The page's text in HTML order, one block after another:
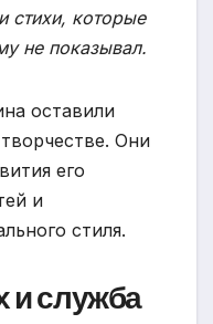
стихи, которые
не показывал.
оставили
Они
его
и
стиля.
и служба